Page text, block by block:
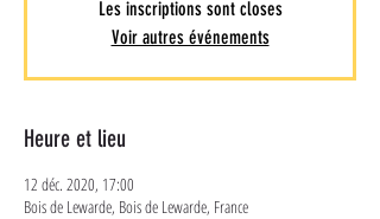
Les inscriptions sont closes
Voir autres événements
Heure et lieu
12 déc. 2020, 17:00
Bois de Lewarde, Bois de Lewarde, France